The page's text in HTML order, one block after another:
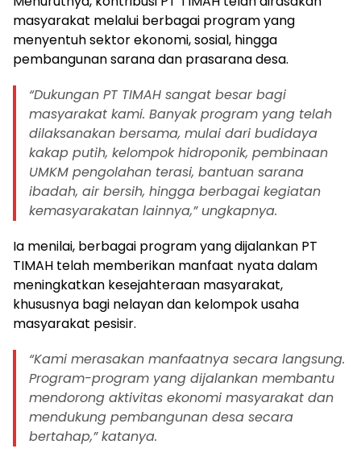
masyarakat melalui berbagai program yang
menyentuh sektor ekonomi, sosial, hingga
pembangunan sarana dan prasarana desa.
“Dukungan PT TIMAH sangat besar bagi
masyarakat kami. Banyak program yang telah
dilaksanakan bersama, mulai dari budidaya
kakap putih, kelompok hidroponik, pembinaan
UMKM pengolahan terasi, bantuan sarana
ibadah, air bersih, hingga berbagai kegiatan
kemasyarakatan lainnya,” ungkapnya.
Ia menilai, berbagai program yang dijalankan PT
TIMAH telah memberikan manfaat nyata dalam
meningkatkan kesejahteraan masyarakat,
khususnya bagi nelayan dan kelompok usaha
masyarakat pesisir.
“Kami merasakan manfaatnya secara langsung.
Program-program yang dijalankan membantu
mendorong aktivitas ekonomi masyarakat dan
mendukung pembangunan desa secara
bertahap,” katanya.